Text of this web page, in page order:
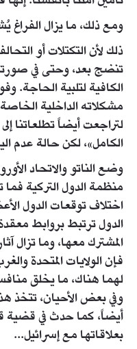
ومع ذلك، ما يزال الفراغ
ذلك لأن التكتلات أو
تنضج بعد، وحتى في
الكافية لتلبية الحاجة.
مشكلاته الداخلية
لتراجعت أيضاً تطلعاتنا
الكامل»، لكن حالة عدم
وضع الناتو والاتحاد
منظمة الدول التركية فما
اختلاف توقعات الدول
الدول ترتبط بروابط
المشترك معها، وما تزال
فإن الولايات المتحدة
لهما هناك، ما يخلق
وفي بعض الأحيان، تتخذ
أيضاً، كما حدث في قضية
بعلاقاتها مع إسرائيل...